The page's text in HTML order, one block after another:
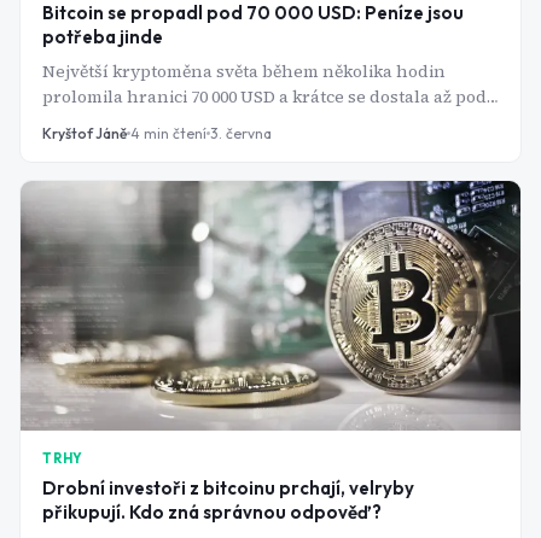
Bitcoin se propadl pod 70 000 USD: Peníze jsou
potřeba jinde
Největší kryptoměna světa během několika hodin
prolomila hranici 70 000 USD a krátce se dostala až pod
65 000 USD. Mohly za to likvidace spekulativních pozic,
odliv kapitálu z kryptoměnových ETF a ztráty v řádu
peníze tečou?
Kryštof Jáně 4 min čtení 3. června
TRHY
Drobní investoři z bitcoinu prchají, velryby
přikupují. Kdo zná správnou odpověď?